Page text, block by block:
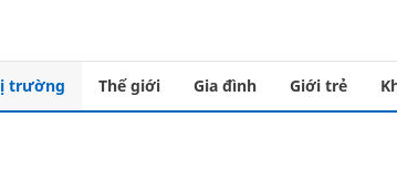
trường Thế giới Gia đình Giới trẻ